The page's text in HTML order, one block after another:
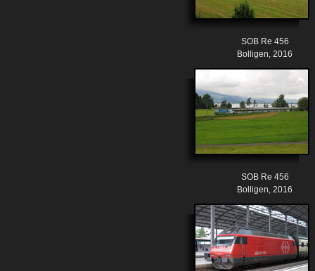
SOB Re 456
Bolligen, 2016
SOB Re 456
Bolligen, 2016